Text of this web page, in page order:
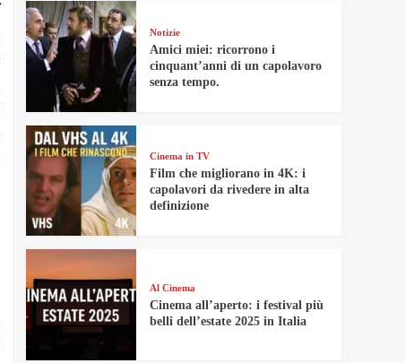
Notizie
Amici miei: ricorrono i
cinquant’anni di un capolavoro
senza tempo.
Cinema in TV
Film che migliorano in 4K: i
capolavori da rivedere in alta
definizione
Al Cinema
Cinema all’aperto: i festival più
belli dell’estate 2025 in Italia